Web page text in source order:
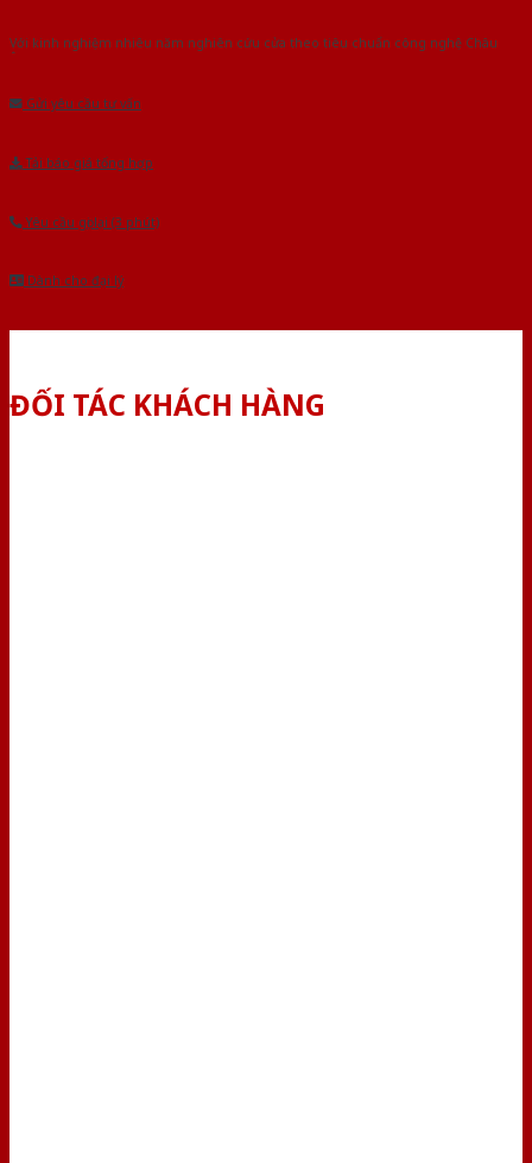
Với kinh nghiệm nhiêu năm nghiên cứu cửa theo tiêu chuẩn công nghệ Châu
Gửi yêu cầu tư vấn
Tải báo giá tổng hợp
Yêu cầu gọi lại (3 phút)
Dành cho đại lý
ĐỐI TÁC KHÁCH HÀNG